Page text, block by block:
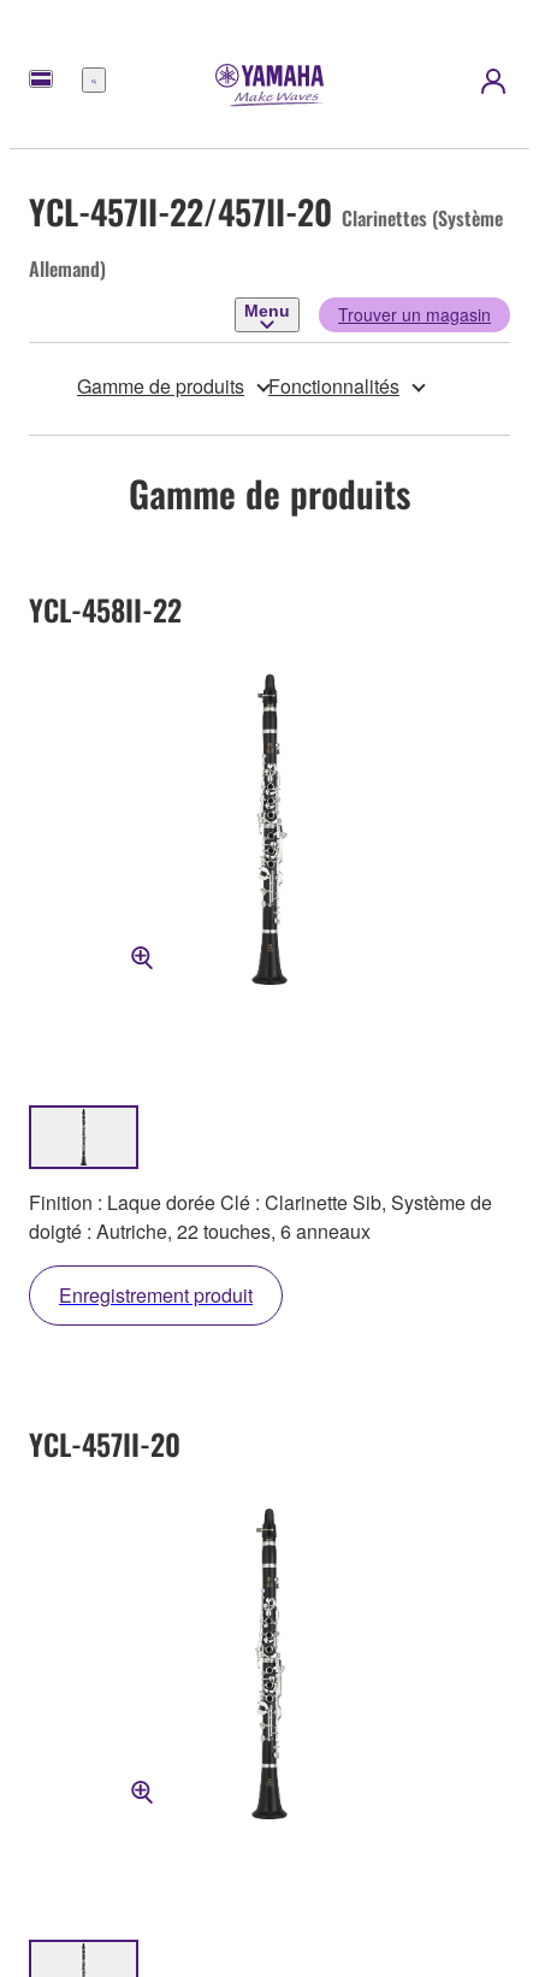
Menu
YCL-457II-22/457II-20 Clarinettes (Système
Allemand)
Menu Trouver un magasin
Gamme de produits Fonctionnalités
Gamme de produits
YCL-458II-22
Finition : Laque dorée Clé : Clarinette Sib, Système de
doigté : Autriche, 22 touches, 6 anneaux
Enregistrement produit
YCL-457II-20